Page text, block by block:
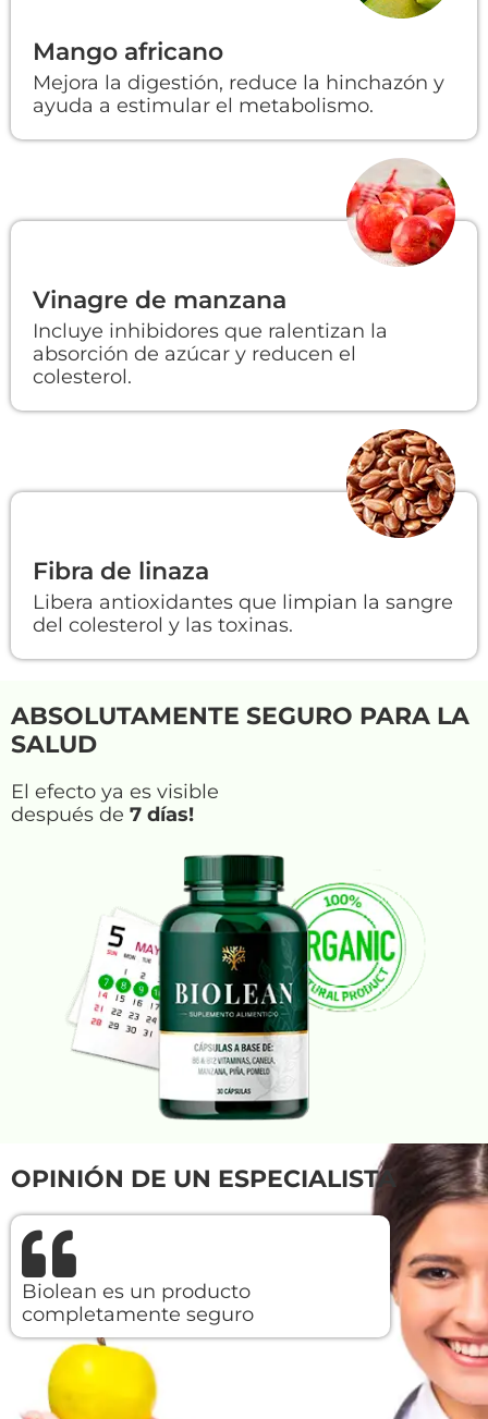
Mango africano
Mejora la digestión, reduce la hinchazón y
ayuda a estimular el metabolismo.
Vinagre de manzana
Incluye inhibidores que ralentizan la
absorción de azúcar y reducen el
colesterol.
Fibra de linaza
Libera antioxidantes que limpian la sangre
del colesterol y las toxinas.
ABSOLUTAMENTE SEGURO PARA LA
SALUD
El efecto ya es visible
después de 7 días!
OPINIÓN DE UN ESPECIALISTA
Biolean es un producto
completamente seguro